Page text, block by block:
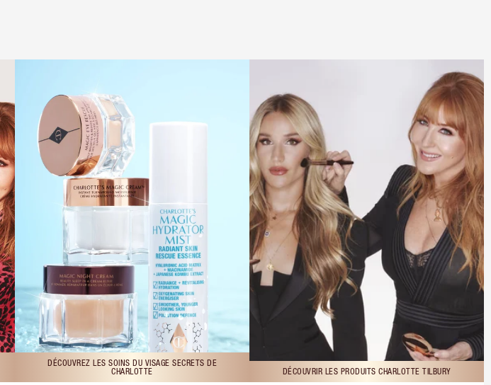
DÉCOUVREZ LES SOINS DU VISAGE SECRETS DE
CHARLOTTE
DÉCOUVRIR LES PRODUITS CHARLOTTE TILBURY